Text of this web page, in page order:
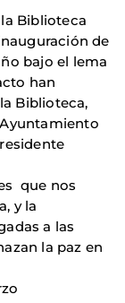
Biblioteca
de
bajo el lema
han
Biblioteca,
que nos
y la
a las
la paz en